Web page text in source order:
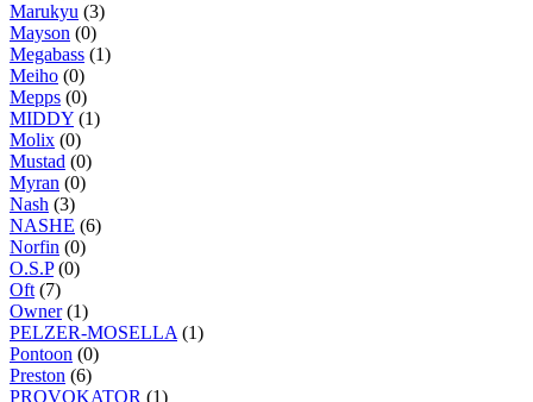
Marukyu (3)
Mayson (0)
Megabass (1)
Meiho (0)
Mepps (0)
MIDDY (1)
Molix (0)
Mustad (0)
Myran (0)
Nash (3)
NASHE (6)
Norfin (0)
O.S.P(0)
Oft (7)
Owner(1)
PELZER-MOSELLA (1)
Pontoon (0)
Preston (6)
PROVOKATOR (1)